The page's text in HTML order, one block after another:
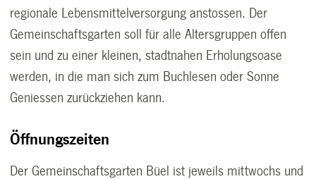
regionale Lebensmittelversorgung anstossen. Der
Gemeinschaftsgarten soll für alle Altersgruppen offen
sein und zu einer kleinen, stadtnahen Erholungsoase
werden, in die man sich zum Buchlesen oder Sonne
Geniessen zurückziehen kann.
Öffnungszeiten
Der Gemeinschaftsgarten Büel ist jeweils mittwochs und